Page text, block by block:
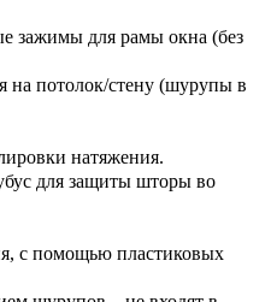
зажимы для рамы окна (без
на потолок/стену (шурупы в
натяжения.
для защиты шторы во
с помощью пластиковых